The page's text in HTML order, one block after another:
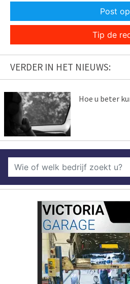
Post
Tip de
VERDER IN HET NIEUWS:
Hoe u beter